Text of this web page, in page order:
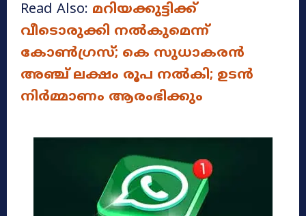
Read Also: മറിയക്കുട്ടിക്ക്
വീടൊരുക്കി നൽകുമെന്ന്
കോൺഗ്രസ്; കെ സുധാകരന്‍
അഞ്ച് ലക്ഷം രൂപ നല്‍കി; ഉടൻ
നിർമ്മാണം ആരംഭിക്കും